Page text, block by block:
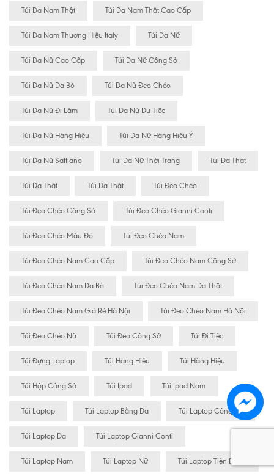
Túi Da Nam Thật Túi Da Nam Thật Cao Cấp
Túi Da Nam Thương Hiệu Italy Túi Da Nữ
Túi Da Nữ Cao Cấp Túi Da Nữ Công Sở
Túi Da Nữ Da Bò Túi Da Nữ Đeo Chéo
Túi Da Nữ Đi Làm Túi Da Nữ Dự Tiệc
Túi Da Nữ Hàng Hiệu Túi Da Nữ Hàng Hiệu Ý
Túi Da Nữ Saffiano Túi Da Nữ Thời Trang Tui Da That
Túi Da Thât Túi Da Thật Túi Đeo Chéo
Túi Đeo Chéo Công Sở Túi Đeo Chéo Gianni Conti
Túi Đeo Chéo Màu Đỏ Túi Đeo Chéo Nam
Túi Đeo Chéo Nam Cao Cấp Túi Đeo Chéo Nam Công Sở
Túi Đeo Chéo Nam Da Bò Túi Đeo Chéo Nam Da Thật
Túi Đeo Chéo Nam Giá Rẻ Hà Nội Túi Đeo Chéo Nam Hà Nội
Túi Đeo Chéo Nữ Túi Đeo Công Sở Túi Đi Tiệc
Túi Đựng Laptop Túi Hàng Hiêu Túi Hàng Hiệu
Túi Hộp Công Sở Túi Ipad Túi Ipad Nam
Túi Laptop Túi Laptop Bằng Da Túi Laptop Công Sở
Túi Laptop Da Túi Laptop Gianni Conti
Túi Laptop Nam Túi Laptop Nữ Túi Laptop Tiện Dụng